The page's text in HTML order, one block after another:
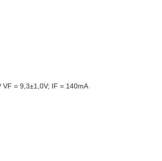
= 9,3±1,0V; IF = 140mA